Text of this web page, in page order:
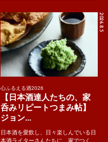
2026.8.5
心ふるえる酒2026
【日本酒達人たちの、家
呑みリピートつまみ帖】
ジョン...
日本酒を愛飲し、日々楽しんでいる日
本酒ライターさんたちに、家でつく